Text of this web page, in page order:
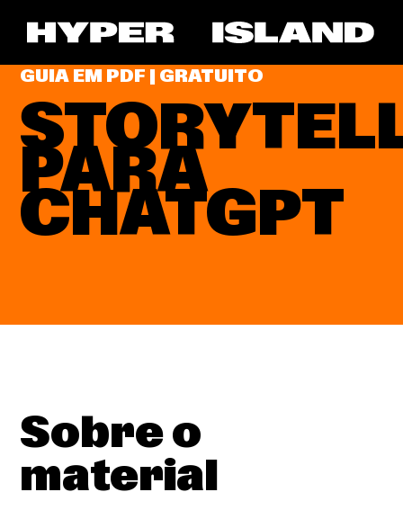
CONTENT
GUIA EM PDF | GRATUITO
PARA
CHATGPT
Sobre o
material